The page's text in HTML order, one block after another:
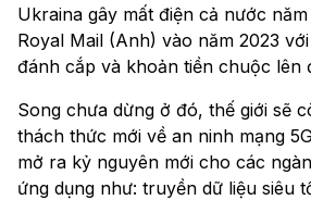
Ukraina gây mất điện cả nước
Royal Mail (Anh) vào năm 2023
đánh cắp và khoản tiền chuộc lên
Song chưa dừng ở đó, thế giới sẽ
thách thức mới về an ninh mạng
mở ra kỷ nguyên mới cho các
ứng dụng như: truyền dữ liệu siêu